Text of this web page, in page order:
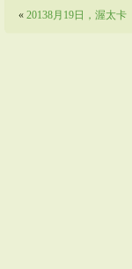
« 20138月19日，渥太卡